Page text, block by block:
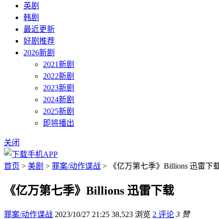
英剧
韩剧
最近更新
好剧推荐
2026新剧
2021新剧
2022新剧
2023新剧
2024新剧
2025新剧
即将播出
关闭
首页 > 美剧 > 罪案/动作谍战 > 《亿万第七季》Billions 迅雷下
《亿万第七季》Billions 迅雷下载
罪案/动作谍战 2023/10/27 21:25 38,523 浏览 2 评论 3 赞